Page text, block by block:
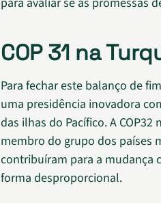
COP 31 na
Para fechar este balanço de
uma presidência inovadora
das ilhas do Pacífico. A
membro do grupo dos países
contribuíram para a mudança
forma desproporcional.